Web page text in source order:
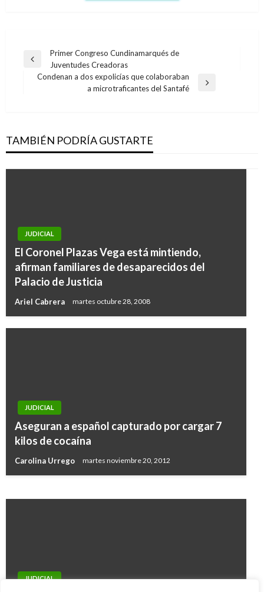
Navegación
Entrada
anterior
Primer Congreso Cundinamarqués de
Juventudes Creadoras
Condenan a dos expolicías que colaboraban
a microtraficantes del Santafé
TAMBIÉN PODRÍA GUSTARTE
JUDICIAL
El Coronel Plazas Vega está mintiendo,
afirman familiares de desaparecidos del
Palacio de Justicia
Ariel Cabrera martes octubre 28, 2008
JUDICIAL
Aseguran a español capturado por cargar 7
kilos de cocaína
Carolina Urrego martes noviembre 20, 2012
JUDICIAL
Papá, tío y abuelo fueron capturados por
abusar sexualmente de una menor de 14 años
JUDICIAL